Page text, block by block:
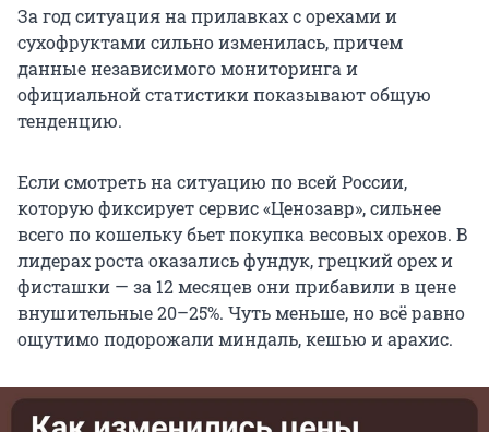
За год ситуация на прилавках с орехами и
сухофруктами сильно изменилась, причем
данные независимого мониторинга и
официальной статистики показывают общую
тенденцию.
Если смотреть на ситуацию по всей России,
которую фиксирует сервис «Ценозавр», сильнее
всего по кошельку бьет покупка весовых орехов. В
лидерах роста оказались фундук, грецкий орех и
фисташки — за 12 месяцев они прибавили в цене
внушительные 20–25%. Чуть меньше, но всё равно
ощутимо подорожали миндаль, кешью и арахис.